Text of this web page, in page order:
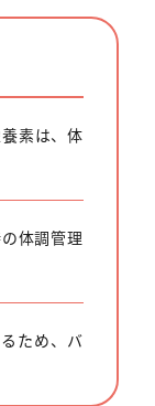
素は、体
体調管理
ため、バ